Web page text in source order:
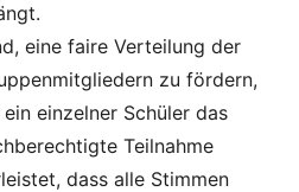
eine faire Verteilung der
zu fördern,
einzelner Schüler das
Teilnahme
dass alle Stimmen